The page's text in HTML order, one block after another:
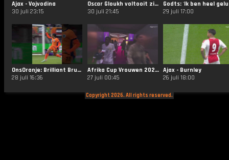
Ajax - Vojvodina
30 juli 23:15
Oscar Gloukh voltooit zijn hattrick!
30 juli 21:45
29 juli 17:00
OnsOranje: Brilliant Brugts. ✨ #NothingLikeOranje #HBD
28 juli 16:36
Afrika Cup Vrouwen 2026: Marokko - Kenia
27 juli 00:45
Ajax - Burnley
26 juli 18:00
Copyright 2026. All rights reserved.